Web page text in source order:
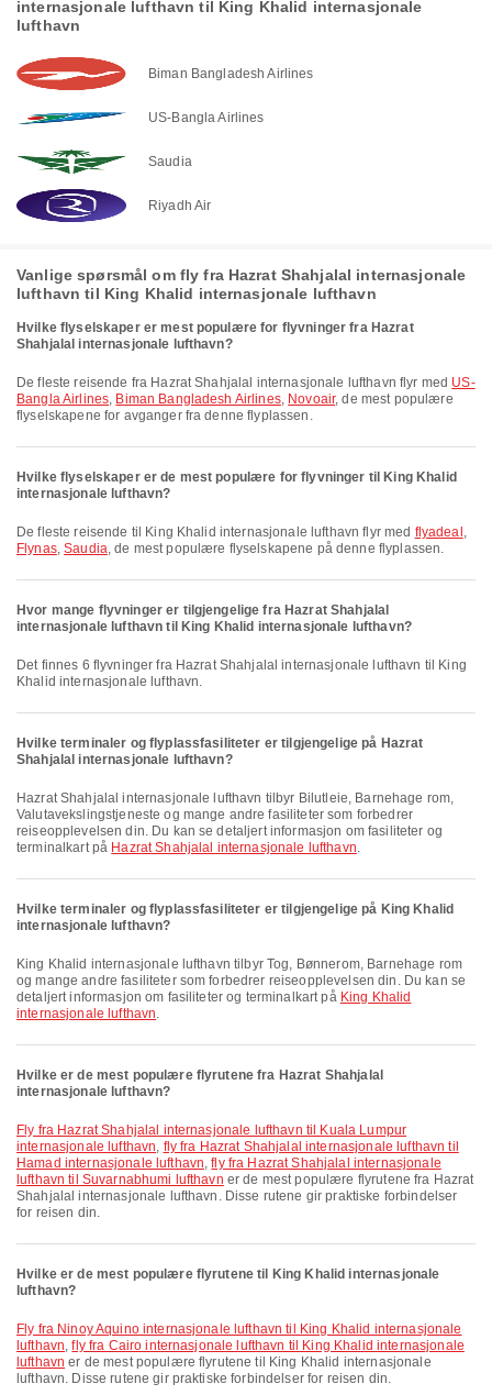
internasjonale lufthavn til King Khalid internasjonale
lufthavn
Biman Bangladesh Airlines
US-Bangla Airlines
Saudia
Riyadh Air
Vanlige spørsmål om fly fra Hazrat Shahjalal internasjonale
lufthavn til King Khalid internasjonale lufthavn
Hvilke flyselskaper er mest populære for flyvninger fra Hazrat
Shahjalal internasjonale lufthavn?
De fleste reisende fra Hazrat Shahjalal internasjonale lufthavn flyr med US-
Bangla Airlines, Biman Bangladesh Airlines, Novoair, de mest populære
flyselskapene for avganger fra denne flyplassen.
Hvilke flyselskaper er de mest populære for flyvninger til King Khalid
internasjonale lufthavn?
De fleste reisende til King Khalid internasjonale lufthavn flyr med flyadeal ,
Flynas,Saudia, de mest populære flyselskapene på denne flyplassen.
Hvor mange flyvninger er tilgjengelige fra Hazrat Shahjalal
internasjonale lufthavn til King Khalid internasjonale lufthavn?
Det finnes 6 flyvninger fra Hazrat Shahjalal internasjonale lufthavn til King
Khalid internasjonale lufthavn.
Hvilke terminaler og flyplassfasiliteter er tilgjengelige på Hazrat
Shahjalal internasjonale lufthavn?
Hazrat Shahjalal internasjonale lufthavn tilbyr Bilutleie, Barnehage rom,
Valutavekslingstjeneste og mange andre fasiliteter som forbedrer
reiseopplevelsen din. Du kan se detaljert informasjon om fasiliteter og
terminalkart på Hazrat Shahjalal internasjonale lufthavn.
Hvilke terminaler og flyplassfasiliteter er tilgjengelige på King Khalid
internasjonale lufthavn?
King Khalid internasjonale lufthavn tilbyr Tog, Bønnerom, Barnehage rom
og mange andre fasiliteter som forbedrer reiseopplevelsen din. Du kan se
detaljert informasjon om fasiliteter og terminalkart på King Khalid
internasjonale lufthavn.
Hvilke er de mest populære flyrutene fra Hazrat Shahjalal
internasjonale lufthavn?
fly fra Hazrat Shahjalal internasjonale lufthavn til Kuala Lumpur
internasjonale lufthavn, fly fra Hazrat Shahjalal internasjonale lufthavn til
Hamad internasjonale lufthavn,fly fra Hazrat Shahjalal internasjonale
lufthavn til Suvarnabhumi lufthavn er de mest populære flyrutene fra Hazrat
Shahjalal internasjonale lufthavn. Disse rutene gir praktiske forbindelser
for reisen din.
Hvilke er de mest populære flyrutene til King Khalid internasjonale
lufthavn?
fly fra Ninoy Aquino internasjonale lufthavn til King Khalid internasjonale
lufthavn,fly fra Cairo internasjonale lufthavn til King Khalid internasjonale
lufthavn er de mest populære flyrutene til King Khalid internasjonale
lufthavn. Disse rutene gir praktiske forbindelser for reisen din.